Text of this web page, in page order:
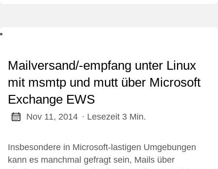
Mailversand/-empfang unter Linux
mit msmtp und mutt über Microsoft
Exchange EWS
Nov 11, 2014 · Lesezeit 3 Min.
Insbesondere in Microsoft-lastigen Umgebungen
kann es manchmal gefragt sein, Mails über